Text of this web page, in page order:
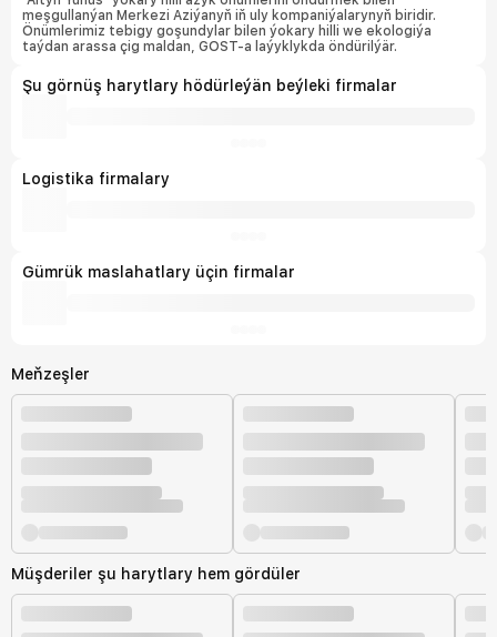
Meňzeşler
Müşderiler şu harytlary hem gördüler
meşgullanýan Merkezi Aziýanyň iň uly kompaniýalarynyň biridir.
Önümlerimiz tebigy goşundylar bilen ýokary hilli we ekologiýa
taýdan arassa çig maldan, GOST-a laýyklykda öndürilýär.
Şu görnüş harytlary hödürleýän beýleki firmalar
Logistika firmalary
Gümrük maslahatlary üçin firmalar